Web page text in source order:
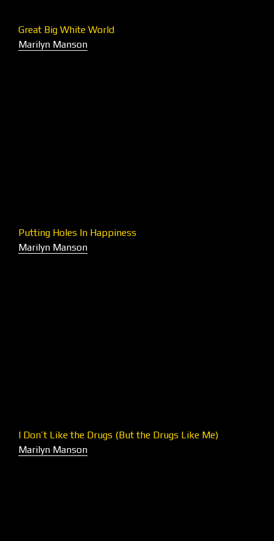
Great Big White World
Marilyn Manson
Putting Holes In Happiness
Marilyn Manson
I Don’t Like the Drugs (But the Drugs Like Me)
Marilyn Manson